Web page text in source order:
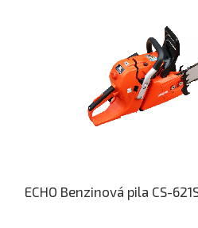
ECHO Benzinová pila CS-